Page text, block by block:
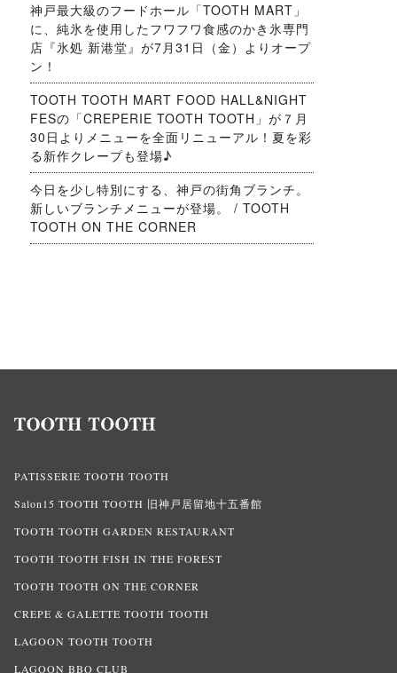
神戸最大級のフードホール「TOOTH MART」
に、純氷を使用したフワフワ食感のかき氷専門
店『氷処 新港堂』が7月31日（金）よりオープ
ン！
TOOTH TOOTH MART FOOD HALL&NIGHT
FESの「CREPERIE TOOTH TOOTH」が７月
30日よりメニューを全面リニューアル！夏を彩
る新作クレープも登場♪
今日を少し特別にする、神戸の街角ブランチ。
新しいブランチメニューが登場。 / TOOTH
TOOTH ON THE CORNER
PATISSERIE TOOTH TOOTH
Salon15 TOOTH TOOTH 旧神戸居留地十五番館
TOOTH TOOTH GARDEN RESTAURANT
TOOTH TOOTH FISH IN THE FOREST
TOOTH TOOTH ON THE CORNER
CREPE & GALETTE TOOTH TOOTH
LAGOON TOOTH TOOTH
LAGOON BBQ CLUB